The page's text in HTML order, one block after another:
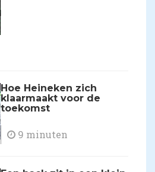
Hoe Heineken zich
klaarmaakt voor de
toekomst
9 minuten